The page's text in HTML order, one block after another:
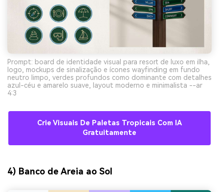
Prompt: board de identidade visual para resort de luxo em ilha,
logo, mockups de sinalização e ícones wayfinding em fundo
neutro limpo, verdes profundos como dominante com detalhes
azul-céu e amarelo suave, layout moderno e minimalista --ar
4:3
Crie Visuais De Paletas Tropicais Com IA
Gratuitamente
4) Banco de Areia ao Sol